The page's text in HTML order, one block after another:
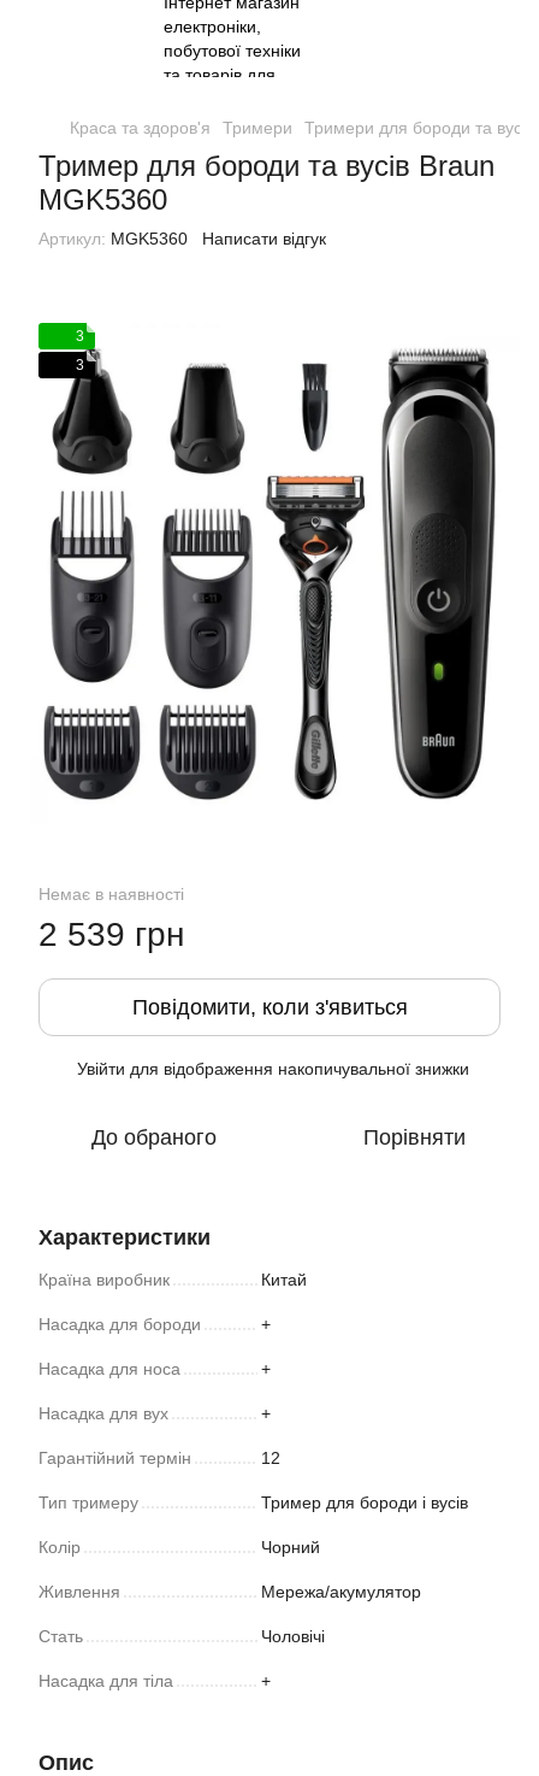
Краса та здоров'я Тримери Тримери для бороди та вусів
Тример для бороди та вусів Braun
MGK5360
Артикул: MGK5360 Написати відгук
3
3
Немає в наявності
2 539 грн
Повідомити, коли з'явиться
Увійти для відображення накопичувальної знижки
До обраного Порівняти
Характеристики
Країна виробник Китай
Насадка для бороди +
Насадка для носа +
Насадка для вух +
Гарантійний термін 12
Тип тримеру Тример для бороди і вусів
Колір Чорний
Живлення Мережа/акумулятор
Стать Чоловічі
Насадка для тіла +
Опис